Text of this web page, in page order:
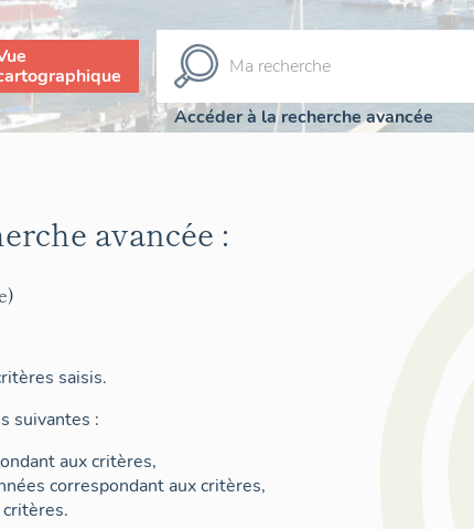
Accéder à la recherche avancée
avancée :
saisis.
suivantes :
aux critères,
correspondant aux critères,